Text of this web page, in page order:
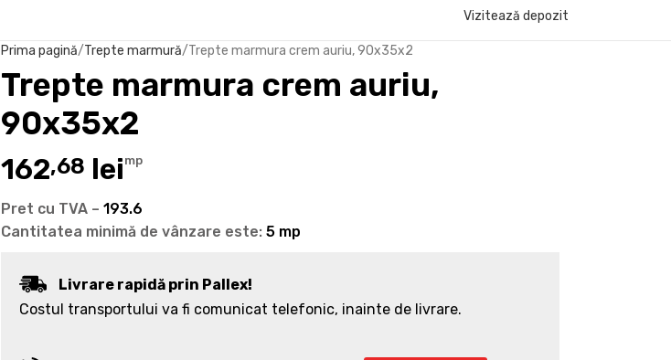
Vizitează depozit
Prima pagină Trepte marmură Trepte marmura crem auriu, 90x35x2
Trepte marmura crem auriu,
90x35x2
162,68 lei mp
Pret cu TVA – 193.6
Cantitatea minimă de vânzare este: 5 mp
Livrare rapidă prin Pallex!
Costul transportului va fi comunicat telefonic, inainte de livrare.